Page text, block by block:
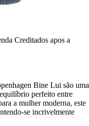
Creditados apos a
Bine Lui são uma
perfeito entre
a mulher moderna, este
se incrivelmente